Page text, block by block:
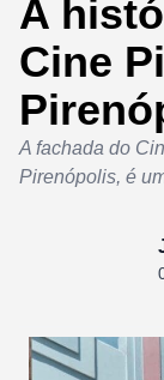
A
Cine
A fachada do
Pirenópolis, é